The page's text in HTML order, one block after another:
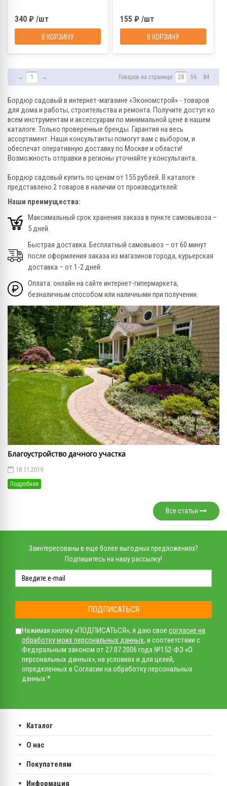
Благоустройство дачного участка
18.11.2019
Подробнее
Все статьи
340 ₽ /шт
В КОРЗИНУ
155 ₽ /шт
В КОРЗИНУ
← 1 → Товаров на странице: 28 56 84
Бордюр садовый в интернет-магазине «Экономстрой» - товаров
для дома и работы, строительства и ремонта. Получите доступ ко
всем инструментам и аксессуарам по минимальной цене в нашем
каталоге. Только проверенные бренды. Гарантия на весь
ассортимент. Наши консультанты помогут вам с выбором, и
обеспечат оперативную доставку по Москве и области!
Возможность отправки в регионы уточняйте у консультанта.
Бордюр садовый купить по ценам от 155 рублей. В каталоге
представлено 2 товаров в наличии от производителей:
Наши преимущества:
Максимальный срок хранения заказа в пункте самовывоза –
5 дней.
Быстрая доставка. Бесплатный самовывоз – от 60 минут
после оформления заказа из магазинов города, курьерская
доставка – от 1-2 дней.
Оплата: онлайн на сайте интернет-гипермаркета,
безналичным способом или наличными при получении.
Заинтересованы в еще более выгодных предложениях?
Подпишитесь на нашу рассылку!
ПОДПИСАТЬСЯ
Нажимая кнопку «ПОДПИСАТЬСЯ», я даю свое согласие на
обработку моих персональных данных, в соответствии с
Федеральным законом от 27.07.2006 года №152-ФЗ «О
персональных данных», на условиях и для целей,
определенных в Согласии на обработку персональных
данных *
Каталог
О нас
Покупателям
Информация